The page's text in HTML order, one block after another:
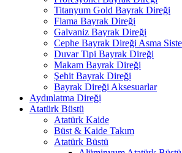
Titanyum Gold Bayrak Direği
Flama Bayrak Direği
Galvaniz Bayrak Direği
Cephe Bayrak Direği Asma
Duvar Tipi Bayrak Direği
Makam Bayrak Direği
Şehit Bayrak Direği
Bayrak Direği Aksesuarlar
Aydınlatma Direği
Atatürk Büstü
Atatürk Kaide
Büst & Kaide Takım
Atatürk Büstü